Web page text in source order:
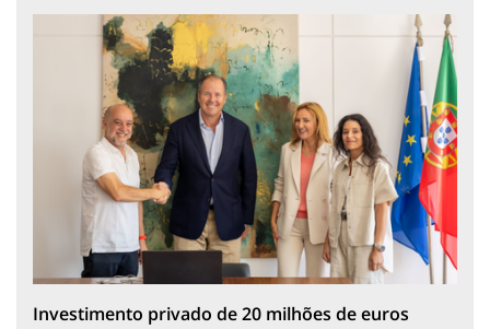
Investimento privado de 20 milhões de euros